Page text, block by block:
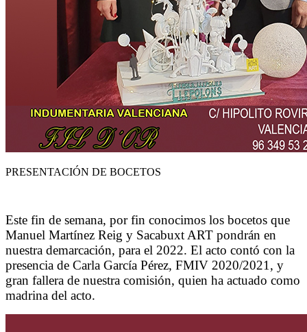
PRESENTACIÓN DE BOCETOS
Este fin de semana, por fin conocimos los bocetos que
Manuel Martínez Reig y Sacabuxt ART pondrán en
nuestra demarcación, para el 2022. El acto contó con la
presencia de Carla García Pérez, FMIV 2020/2021, y
gran fallera de nuestra comisión, quien ha actuado como
madrina del acto.